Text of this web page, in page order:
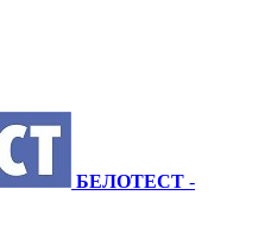
БЕЛОТЕСТ -